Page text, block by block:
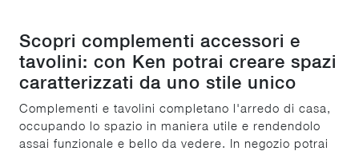
Scopri complementi accessori e
tavolini: con Ken potrai creare spazi
caratterizzati da uno stile unico
Complementi e tavolini completano l'arredo di casa,
occupando lo spazio in maniera utile e rendendolo
assai funzionale e bello da vedere. In negozio potrai